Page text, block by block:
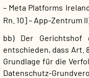
– Meta Platforms
Rn. 10] – App-Zentrum
bb) Der Gerichtshof
entschieden, dass Art.
Grundlage für die
Datenschutz-